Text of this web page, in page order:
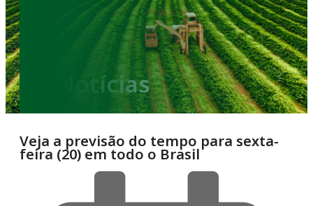
Notícias
Veja a previsão do tempo para sexta-
feira (20) em todo o Brasil